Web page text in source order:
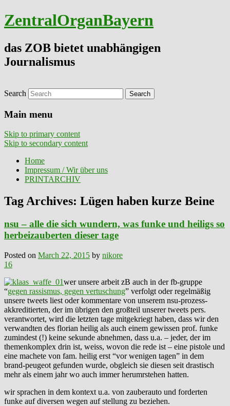
ZentralOrganBayern
das ZOB bietet unabhängigen
Journalismus
Search
Main menu
Skip to primary content
Skip to secondary content
Home
Impressum / Wir über uns
PRINTARCHIV
Tag Archives: Lügen haben kurze Beine
nsu – alle die sich wundern, was funke und heiligs so
herbeizauberten dieser tage
Posted on March 22, 2015 by nikore
16
wer unsere arbeit zB auch in der fb-gruppe
“gegen rassismus, gegen vertuschung” verfolgt oder regelmäßig
unsere tweets liest oder kommentare von unserem nsu-prozess-
akkreditierten, der im übrigen den großteil unserer tweets pers.
verantwortet, wird die letzten tage mitgekriegt haben, dass wir den
verwandten des florian heilig als auch einem gewissen prof. funke
zumindest (!) keine sekunde abnehmen, dass u.a. – jeder, der im
themenkomplex drin ist, weiss, wovon die rede ist – eine pistole und
eine machete von fam. heilig erst “vor wenigen tagen” in dem
brand-peugeot gefunden wurde, obgleich sie diesen seit drastisch
mehr als einem jahr wo auch immer herumrstehen hatten.
wir sprachen in dem kontext u.a. von zauberauto und forderten
funke auf diversen wegen auf stellung zu beziehen.